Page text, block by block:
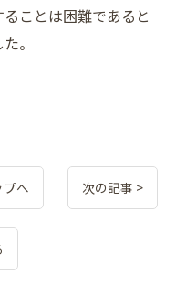
ことは困難であると
。
へ 次の記事 >